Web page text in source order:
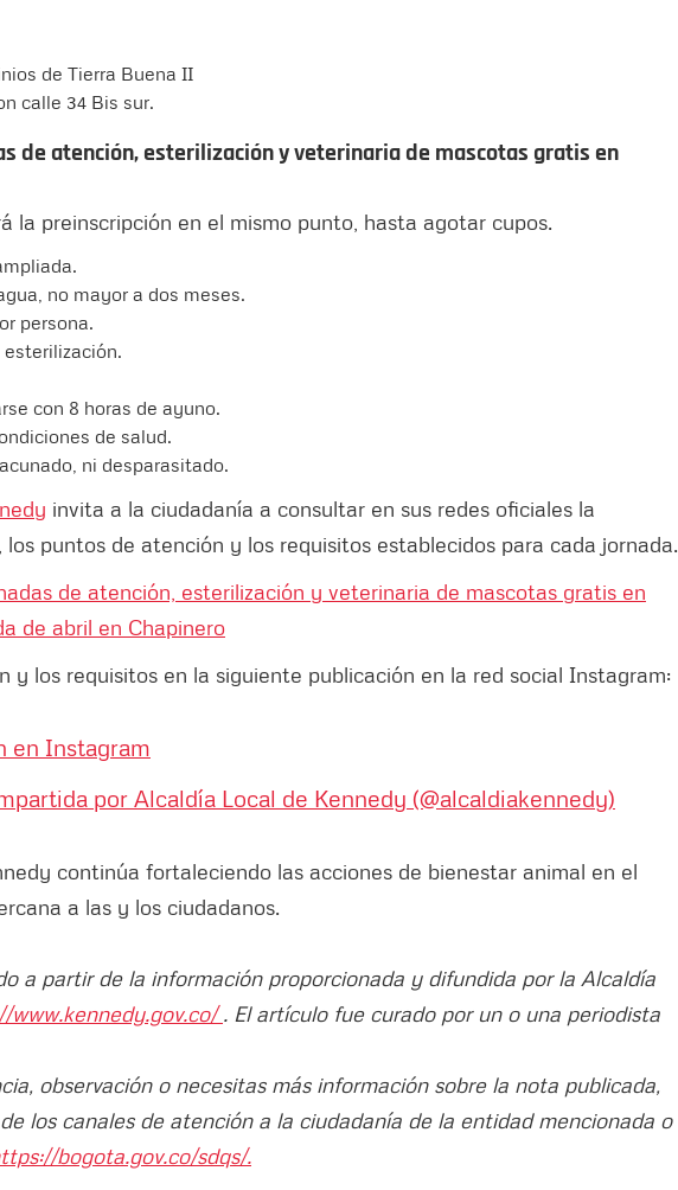
de Tierra Buena II
calle 34 Bis sur.
de atención, esterilización y veterinaria de mascotas gratis en
la preinscripción en el mismo punto, hasta agotar cupos.
no mayor a dos meses.
persona.
con 8 horas de ayuno.
de salud.
ni desparasitado.
invita a la ciudadanía a consultar en sus redes oficiales la
puntos de atención y los requisitos establecidos para cada jornada.
de atención, esterilización y veterinaria de mascotas gratis en
de abril en Chapinero
y los requisitos en la siguiente publicación en la red social Instagram:
en Instagram
por Alcaldía Local de Kennedy (@alcaldiakennedy)
continúa fortaleciendo las acciones de bienestar animal en el
a las y los ciudadanos.
a partir de la información proporcionada y difundida por la Alcaldía
www.kennedy.gov.co/. El artículo fue curado por un o una periodista
observación o necesitas más información sobre la nota publicada,
los canales de atención a la ciudadanía de la entidad mencionada o
bogota.gov.co/sdqs/.